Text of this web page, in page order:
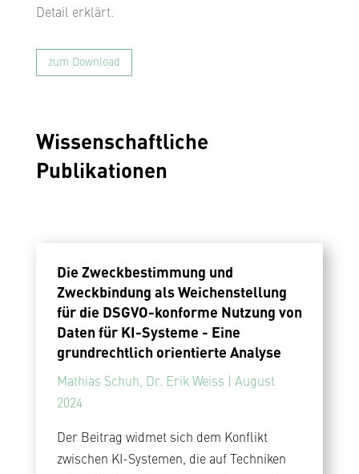
Detail erklärt.
zum Download
Wissenschaftliche
Publikationen
Die Zweckbestimmung und
Zweckbindung als Weichenstellung
für die DSGVO-konforme Nutzung von
Daten für KI-Systeme - Eine
grundrechtlich orientierte Analyse
Mathias Schuh, Dr. Erik Weiss | August
2024
Der Beitrag widmet sich dem Konflikt
zwischen KI-Systemen, die auf Techniken